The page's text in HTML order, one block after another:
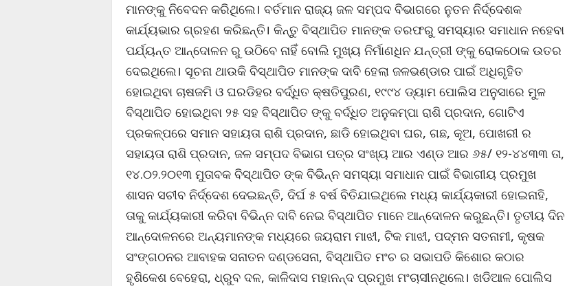
ମାନଙ୍କୁ ନିବେଦନ କରିଥିଲେ। ବର୍ତମାନ ରାଜ୍ୟ ଜଳ ସମ୍ପଦ ବିଭାଗରେ ନୁତନ ନିର୍ଦ୍ଦେଶକ
କାର୍ଯ୍ୟଭାର ଗ୍ରହଣ କରିଛନ୍ତି। କିନ୍ତୁ ବିସ୍ଥାପିତ ମାନଙ୍କ ତରଫରୁ ସମସ୍ୟାର ସମାଧାନ ନହେବା
ପର୍ଯ୍ୟନ୍ତ ଆନ୍ଦୋଳନ ରୁ ଉଠିବେ ନାହିଁ ବୋଲି ମୁଖ୍ୟ ନିର୍ମାଣଧିନ ଯନ୍ତ୍ରୀ ଙ୍କୁ ରୋକଠୋକ ଉତର
ଦେଇଥିଲେ। ସୂଚନା ଥାଉକି ବିସ୍ଥାପିତ ମାନଙ୍କ ଦାବି ହେଲା ଜଳଭଣ୍ଡାର ପାଇଁ ଅଧିଗୃହିତ
ହୋଇଥିବା ଚାଷଜମି ଓ ଘରଡିହର ବର୍ଦ୍ଧିତ କ୍ଷତିପୁରଣ, ୧୯୯୪ ଡ୍ୟାମ ପୋଲିସ ଅନୁସାରେ ମୁଳ
ବିସ୍ଥାପିତ ହୋଇଥିବା ୨୫ ସହ ବିସ୍ଥାପିତ ଙ୍କୁ ବର୍ଦ୍ଧିତ ଅନୁକମ୍ପା ରାଶି ପ୍ରଦାନ, ଗୋଟିଏ
ପ୍ରକଳ୍ପରେ ସମାନ ସହାୟତା ରାଶି ପ୍ରଦାନ, ଛାଡି ହୋଇଥିବା ଘର, ଗଛ, କୂଅ, ପୋଖରୀ ର
ସହାୟତା ରାଶି ପ୍ରଦାନ, ଜଳ ସମ୍ପଦ ବିଭାଗ ପତ୍ର ସଂଖ୍ୟ ଆର ଏଣ୍ଡ ଆର ୬୫/ ୧୨-୪୪୩୩ ତା,
୧୪.୦୨.୨୦୧୩ ମୁତାବକ ବିସ୍ଥାପିତ ଙ୍କ ବିଭିନ୍ନ ସମସ୍ୟା ସମାଧାନ ପାଇଁ ବିଭାଗୀୟ ପ୍ରମୁଖ
ଶାସନ ସଚୀବ ନିର୍ଦ୍ଦେଶ ଦେଇଛନ୍ତି, ଦିର୍ଘ ୫ ବର୍ଷ ବିତିଯାଇଥିଲେ ମଧ୍ୟ କାର୍ଯ୍ୟକାରୀ ହୋଇନାହି,
ତାକୁ କାର୍ଯ୍ୟକାରୀ କରିବା ବିଭିନ୍ନ ଦାବି ନେଇ ବିସ୍ଥାପିତ ମାନେ ଆନ୍ଦୋଳନ କରୁଛନ୍ତି। ତୃତୀୟ ଦିନ
ଆନ୍ଦୋଳନରେ ଅନ୍ୟମାନଙ୍କ ମଧ୍ୟରେ ଜୟରାମ ମାଝୀ, ଟିକ ମାଝୀ, ପଦ୍ମନ ସତନାମୀ, କୃଷକ
ସଂଙ୍ଗଠନର ଆବାହକ ସନାତନ ଦଣ୍ଡସେନା, ବିସ୍ଥାପିତ ମଂଚ ର ସଭାପତି କିଶୋର କଠାର
ହୃଶିକେଶ ବେହେରା, ଧ୍ରୁବ ଦଳ, କାଳିଦାସ ମହାନନ୍ଦ ପ୍ରମୁଖ ମଂଚାସୀନଥିଲେ। ଖଡିଆଳ ପୋଲିସ